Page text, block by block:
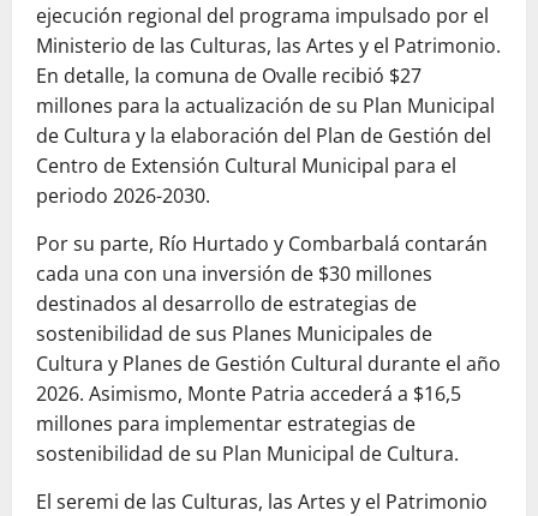
ejecución regional del programa impulsado por el
Ministerio de las Culturas, las Artes y el Patrimonio.
En detalle, la comuna de Ovalle recibió $27
millones para la actualización de su Plan Municipal
de Cultura y la elaboración del Plan de Gestión del
Centro de Extensión Cultural Municipal para el
periodo 2026-2030.
Por su parte, Río Hurtado y Combarbalá contarán
cada una con una inversión de $30 millones
destinados al desarrollo de estrategias de
sostenibilidad de sus Planes Municipales de
Cultura y Planes de Gestión Cultural durante el año
2026. Asimismo, Monte Patria accederá a $16,5
millones para implementar estrategias de
sostenibilidad de su Plan Municipal de Cultura.
El seremi de las Culturas, las Artes y el Patrimonio